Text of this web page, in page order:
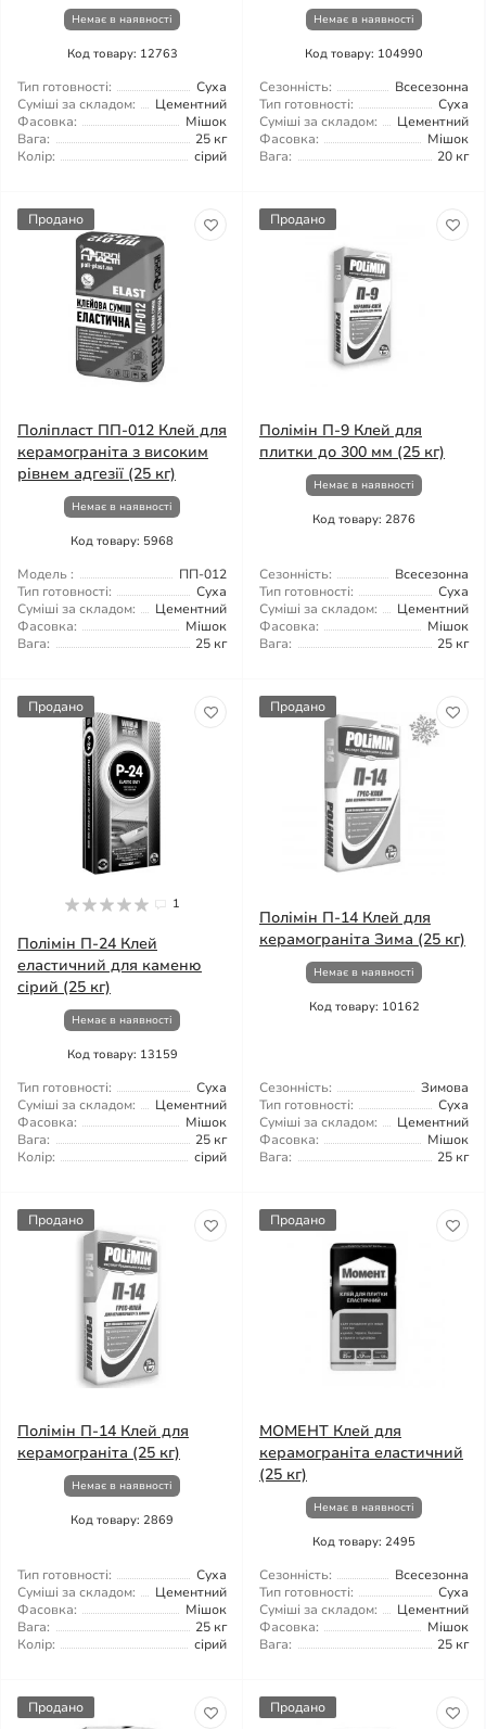
Немає в наявності
Код товару: 12763
Тип готовності:
Суха
Суміші за складом:
Цементний
Фасовка:
Мішок
Вага:
25 кг
Колір:
сірий
Немає в наявності
Код товару: 104990
Сезонність:
Всесезонна
Тип готовності:
Суха
Суміші за складом:
Цементний
Фасовка:
Мішок
Вага:
20 кг
Продано
Поліпласт ПП-012 Клей для
керамограніта з високим
рівнем адгезії (25 кг)
Немає в наявності
Код товару: 5968
Модель :
ПП-012
Тип готовності:
Суха
Суміші за складом:
Цементний
Фасовка:
Мішок
Вага:
25 кг
Продано
Полімін П-9 Клей для
плитки до 300 мм (25 кг)
Немає в наявності
Код товару: 2876
Сезонність:
Всесезонна
Тип готовності:
Суха
Суміші за складом:
Цементний
Фасовка:
Мішок
Вага:
25 кг
Продано
1
Полімін П-24 Клей
еластичний для каменю
сірий (25 кг)
Немає в наявності
Код товару: 13159
Тип готовності:
Суха
Суміші за складом:
Цементний
Фасовка:
Мішок
Вага:
25 кг
Колір:
сірий
Продано
Полімін П-14 Клей для
керамограніта Зима (25 кг)
Немає в наявності
Код товару: 10162
Сезонність:
Зимова
Тип готовності:
Суха
Суміші за складом:
Цементний
Фасовка:
Мішок
Вага:
25 кг
Продано
Полімін П-14 Клей для
керамограніта (25 кг)
Немає в наявності
Код товару: 2869
Тип готовності:
Суха
Суміші за складом:
Цементний
Фасовка:
Мішок
Вага:
25 кг
Колір:
сірий
Продано
МОМЕНТ Клей для
керамограніта еластичний
(25 кг)
Немає в наявності
Код товару: 2495
Сезонність:
Всесезонна
Тип готовності:
Суха
Суміші за складом:
Цементний
Фасовка:
Мішок
Вага:
25 кг
Продано Продано